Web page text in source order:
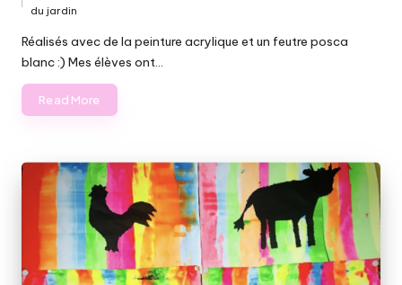
Posted
du jardin
Réalisés avec de la peinture acrylique et un feutre posca
blanc :) Mes élèves ont…
Read More